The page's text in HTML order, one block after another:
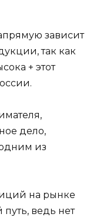
зависит
так как
+ этот
дело,
из
на рынке
ведь нет